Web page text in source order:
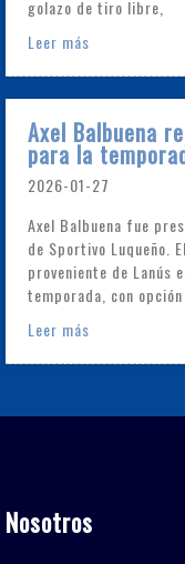
golazo de tiro libre,
Leer más
Axel Balbuena
para la
2026-01-27
Axel Balbuena fue
de Sportivo Luqueño.
proveniente de Lanús
temporada, con
Leer más
Nosotros